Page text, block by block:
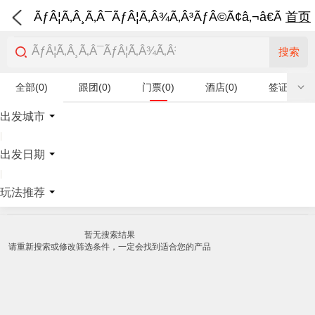
首页
搜索
全部(0) 跟团(0) 门票(0) 酒店(0) 签证(0)
特产商品(0)
出发城市
|
出发日期
|
玩法推荐
暂无搜索结果
请重新搜索或修改筛选条件，一定会找到适合您的产品